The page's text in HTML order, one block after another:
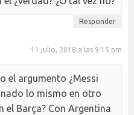
Responder
11 julio, 2018 a las 9:15 pm
el argumento ¿Messi
lo mismo en otro
el Barça? Con Argentina